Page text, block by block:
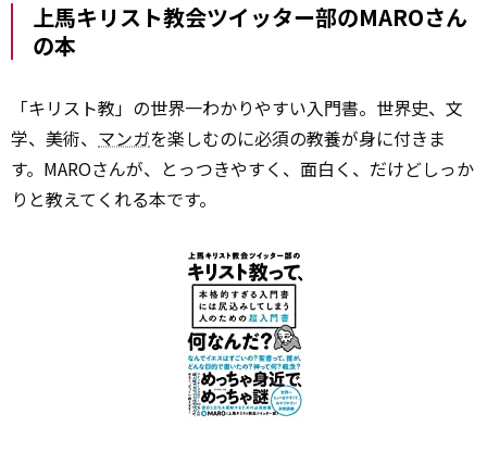
上馬キリスト教会ツイッター部のMAROさん
の本
「キリスト教」の世界一わかりやすい入門書。世界史、文
学、美術、 マンガを楽しむのに必須の教養が身に付きま
す。MAROさんが、とっつきやすく、面白く、だけどしっか
りと教えてくれる本です。